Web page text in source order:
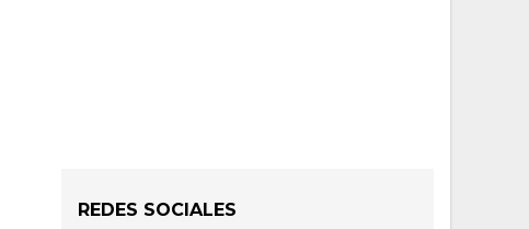
REDES SOCIALES